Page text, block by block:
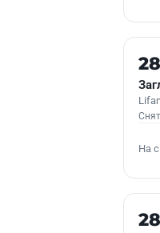
Б/У
На
Б/У